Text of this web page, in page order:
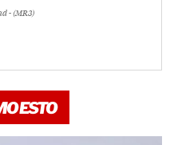
- (MR3)
ESTO